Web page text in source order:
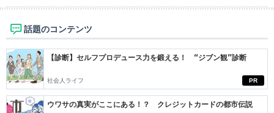
話題のコンテンツ
PR
【診断】セルフプロデュース力を鍛える！ “ジブン観”診断
社会人ライフ
ウワサの真実がここにある！？ クレジットカードの都市伝説